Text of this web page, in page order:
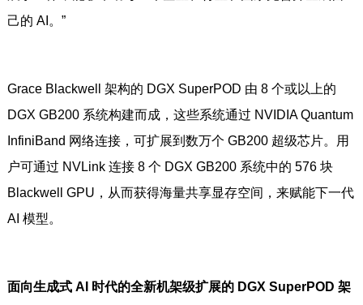
己的 AI。”
Grace Blackwell 架构的 DGX SuperPOD 由 8 个或以上的
DGX GB200 系统构建而成，这些系统通过 NVIDIA Quantum
InfiniBand 网络连接，可扩展到数万个 GB200 超级芯片。用
户可通过 NVLink 连接 8 个 DGX GB200 系统中的 576 块
Blackwell GPU，从而获得海量共享显存空间，来赋能下一代
AI 模型。
面向生成式 AI 时代的全新机架级扩展的 DGX SuperPOD 架